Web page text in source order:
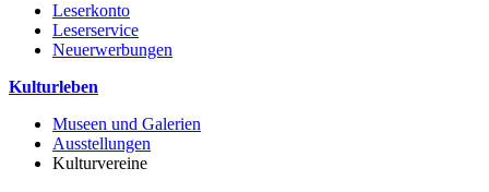
Leserkonto
Leserservice
Neuerwerbungen
Kulturleben
Museen und Galerien
Ausstellungen
Kulturvereine